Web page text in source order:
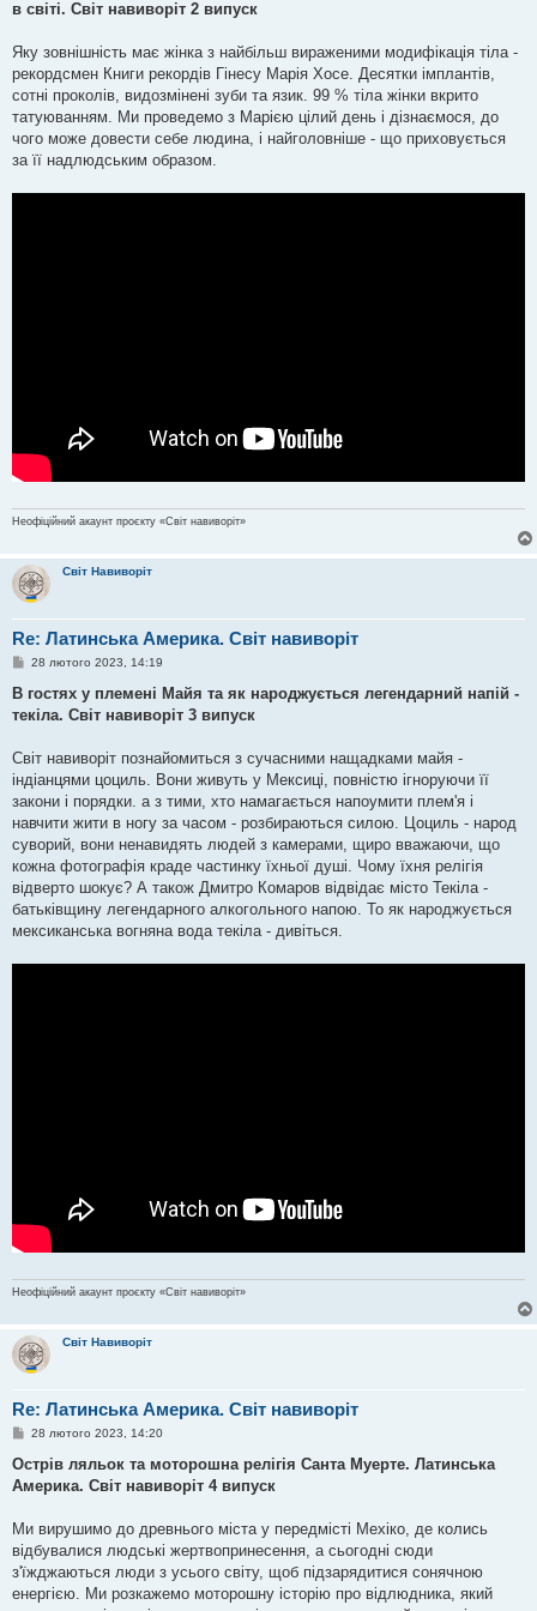
д
л
е
н
я
в світі. Світ навиворіт 2 випуск
Яку зовнішність має жінка з найбільш вираженими модифікація тіла -
рекордсмен Книги рекордів Гінесу Марія Хосе. Десятки імплантів,
сотні проколів, видозмінені зуби та язик. 99 % тіла жінки вкрито
татуюванням. Ми проведемо з Марією цілий день і дізнаємося, до
чого може довести себе людина, і найголовніше - що приховується
за її надлюдським образом.
Неофіційний акаунт проєкту «Світ навиворіт»
Світ Навиворіт
Re: Латинська Америка. Світ навиворіт
П
в
д
л
е
н
н
я
28 лютого 2023, 14:19
В гостях у племені Майя та як народжується легендарний напій -
текіла. Світ навиворіт 3 випуск
Світ навиворіт познайомиться з сучасними нащадками майя -
індіанцями цоциль. Вони живуть у Мексиці, повністю ігноруючи її
закони і порядки. а з тими, хто намагається напоумити плем'я і
навчити жити в ногу за часом - розбираються силою. Цоциль - народ
суворий, вони ненавидять людей з камерами, щиро вважаючи, що
кожна фотографія краде частинку їхньої душі. Чому їхня релігія
відверто шокує? А також Дмитро Комаров відвідає місто Текіла -
батьківщину легендарного алкогольного напою. То як народжується
мексиканська вогняна вода текіла - дивіться.
Неофіційний акаунт проєкту «Світ навиворіт»
Світ Навиворіт
Re: Латинська Америка. Світ навиворіт
П
в
д
л
е
н
н
я
28 лютого 2023, 14:20
Острів ляльок та моторошна релігія Санта Муерте. Латинська
Америка. Світ навиворіт 4 випуск
Ми вирушимо до древнього міста у передмісті Мехіко, де колись
відбувалися людські жертвопринесення, а сьогодні сюди
з'їжджаються люди з усього світу, щоб підзарядитися сонячною
енергією. Ми розкажемо моторошну історію про відлюдника, який